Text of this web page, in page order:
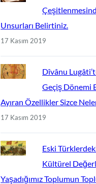
Unsurları Belirtiniz.
17 Kasım 2019
Dîvânu
Geçiş Dönemi
Ayıran Özellikler Sizce
17 Kasım 2019
Eski
Kültürel
Yaşadığımız Toplumun